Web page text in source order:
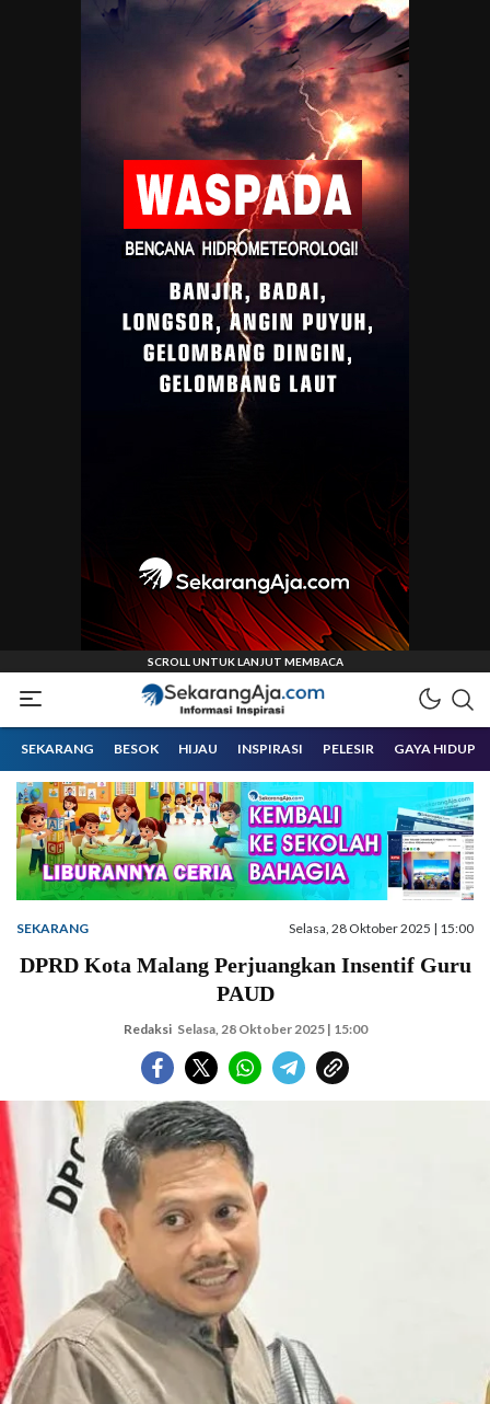
Sekarangaja
Informasi Inspirasi Malang Raya
SEKARANG BESOK HIJAU INSPIRASI PELESIR GAYA HIDUP
SEKARANG Selasa, 28 Oktober 2025 | 15:00
DPRD Kota Malang Perjuangkan Insentif Guru
PAUD
Redaksi Selasa, 28 Oktober 2025 | 15:00